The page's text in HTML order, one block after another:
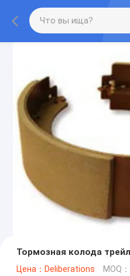
Тормозная колода
Цена：Deliberations MOQ